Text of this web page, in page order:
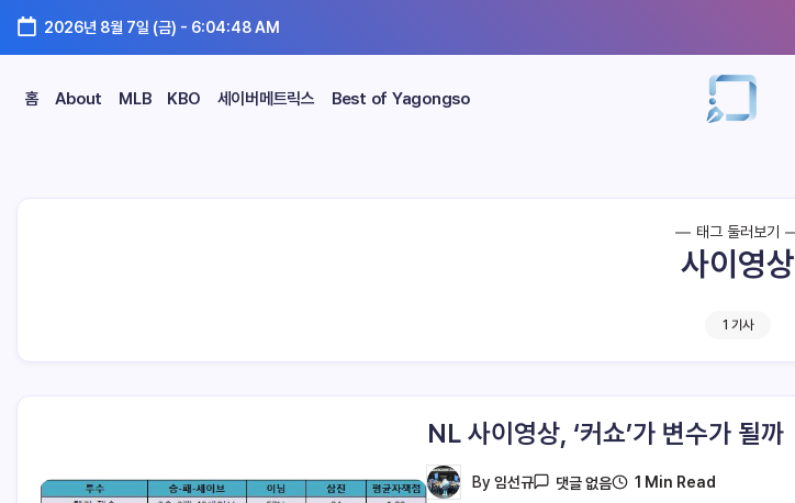
2026년 8월 7일 (금) - 6:04:48 AM
홈 About MLB KBO 세이버메트릭스 Best of Yagongso
태그 둘러보기
사이영상
1 기사
NL 사이영상, ‘커쇼’가 변수가 될까
By 임선규 댓글 없음 1 Min Read